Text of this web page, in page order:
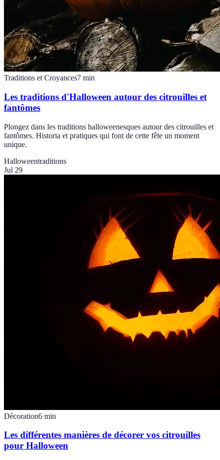
Traditions et Croyances7 min
Les traditions d'Halloween autour des citrouilles et
fantômes
Plongez dans les traditions halloweenesques autour des citrouilles et
fantômes. Historia et pratiques qui font de cette fête un moment
unique.
Halloweentraditions
Jul 29
Décoration6 min
Les différentes manières de décorer vos citrouilles
pour Halloween